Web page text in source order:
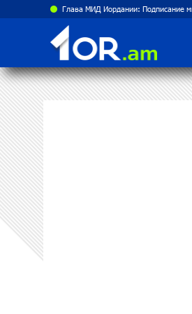
Глава МИД Иордании: Подписание